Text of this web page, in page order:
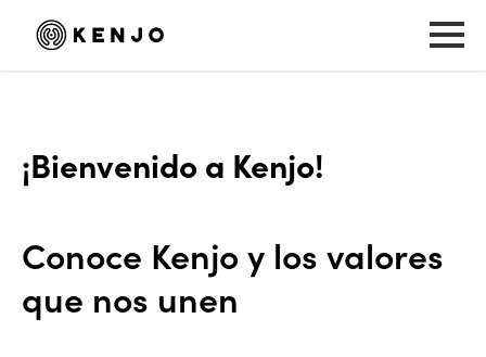
¡Bienvenido a Kenjo!
Conoce Kenjo y los valores
que nos unen